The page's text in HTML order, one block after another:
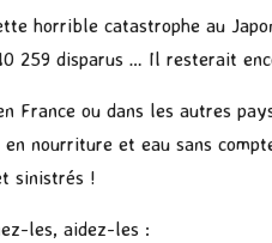
horrible catastrophe au
259 disparus … Il resterait
France ou dans les autres
nourriture et eau sans
sinistrés !
les, aidez-les :